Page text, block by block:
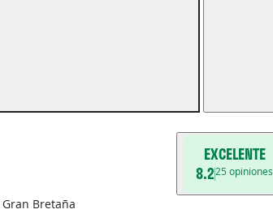
Gran Bretaña
EXCELENTE
8.225 opiniones